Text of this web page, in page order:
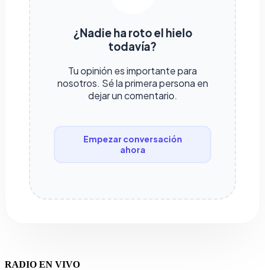
¿Nadie ha roto el hielo
todavía?
Tu opinión es importante para
nosotros. Sé la primera persona en
dejar un comentario.
Empezar conversación
ahora
RADIO EN VIVO